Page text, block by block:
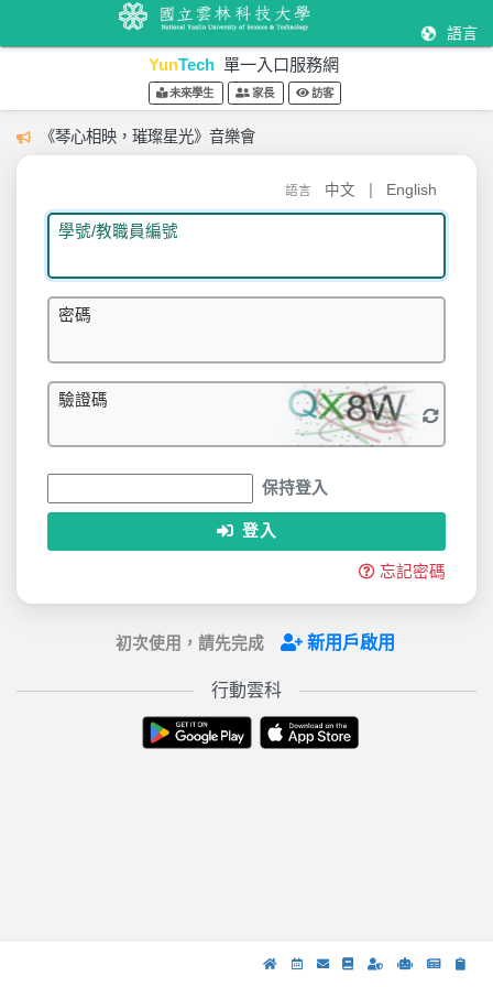
語言
YunTech 單一入口服務網
未來學生 家長 訪客
《琴心相映，璀璨星光》音樂會
語言 中文 English
學號/教職員編號
密碼
驗證碼
保持登入
登入
忘記密碼
初次使用，請先完成 新用戶啟用
行動雲科